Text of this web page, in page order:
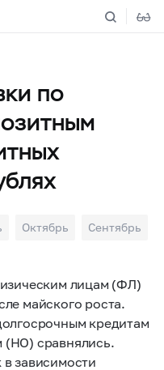
по
Октябрь Сентябрь
лицам (ФЛ)
майского роста.
кредитам
(НО) сравнялись.
зависимости